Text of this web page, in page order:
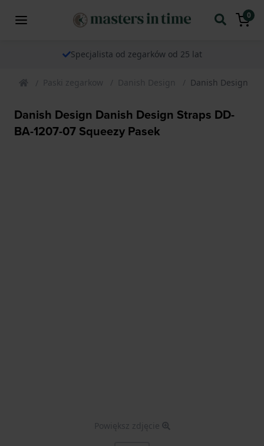
0
Specjalista od zegarków od 25 lat
Paski zegarkow Danish Design Danish Design
Danish Design Danish Design Straps DD-
BA-1207-07 Squeezy Pasek
Powiększ zdjęcie